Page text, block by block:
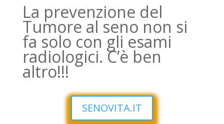
La prevenzione del
Tumore al seno non si
fa solo con gli esami
radiologici. C’è ben
altro!!!
SENOVITA.IT